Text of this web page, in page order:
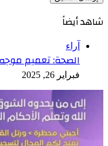
شاهد أيضاً
آراء
الصحة: تعميم
فبراير 26, 2025